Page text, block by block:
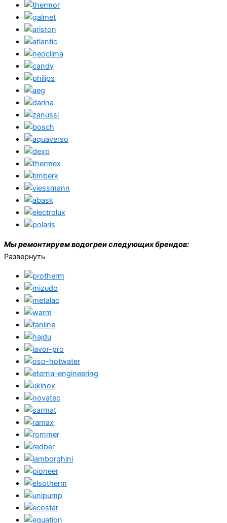
Мы ремонтируем водогреи следующих брендов:
Развернуть